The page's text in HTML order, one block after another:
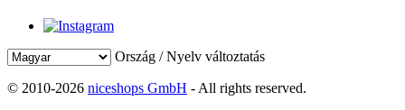
Ország / Nyelv változtatás
© 2010-2026 niceshops GmbH - All rights reserved.